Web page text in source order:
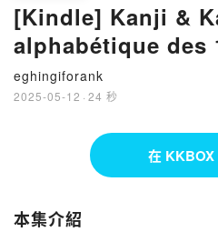
[Kindle] Kanji & Kana -
alphabétique des
français simples
expressions
propres japonais
Kanji et Kana
des 2141
téléchargement
eghingiforank
2025-05-12 · 24 秒
在 KKBOX
本集介紹